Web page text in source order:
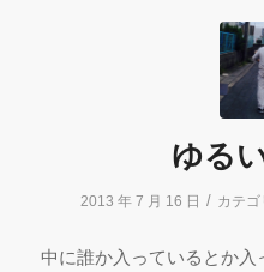
ゆる
2013 年 7 月 16 日 / カテゴ
中に誰か入っているとか入